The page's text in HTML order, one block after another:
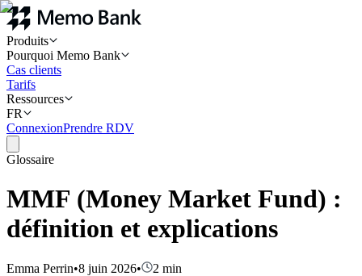
Produits
Pourquoi Memo Bank
Cas clients
Tarifs
Ressources
FR
ConnexionPrendre RDV
Glossaire
MMF (Money Market Fund) :
définition et explications
Emma Perrin•8 juin 2026• 2 min